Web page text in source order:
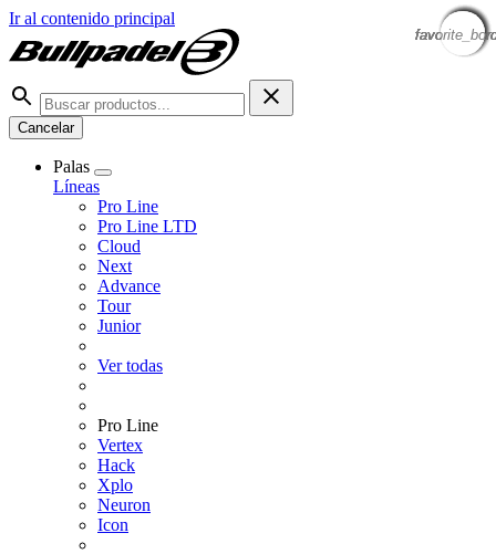
Ir al contenido principal
Cancelar
Palas
Líneas
Pro Line
Pro Line LTD
Cloud
Next
Advance
Tour
Junior
Ver todas
Pro Line
Vertex
Hack
Xplo
Neuron
Icon